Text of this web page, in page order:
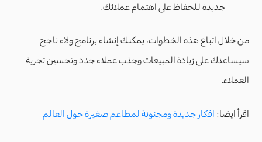
جديدة للحفاظ على اهتمام عملائك.
من خلال اتباع هذه الخطوات، يمكنك إنشاء برنامج ولاء ناجح
سيساعدك على زيادة المبيعات وجذب عملاء جدد وتحسين تجربة
العملاء.
اقرأ ايضا: افكار جديدة ومجنونة لمطاعم صغيرة حول العالم